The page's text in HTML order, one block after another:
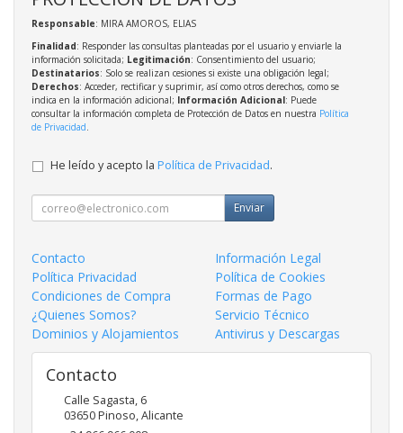
Responsable: MIRA AMOROS, ELIAS
Finalidad: Responder las consultas planteadas por el usuario y enviarle la
información solicitada; Legitimación: Consentimiento del usuario;
Destinatarios: Solo se realizan cesiones si existe una obligación legal;
Derechos: Acceder, rectificar y suprimir, así como otros derechos, como se
indica en la información adicional; Información Adicional: Puede
consultar la información completa de Protección de Datos en nuestra Política
de Privacidad.
He leído y acepto la Política de Privacidad.
Enviar
Contacto
Información Legal
Política Privacidad
Política de Cookies
Condiciones de Compra
Formas de Pago
¿Quienes Somos?
Servicio Técnico
Dominios y Alojamientos
Antivirus y Descargas
Contacto
Calle Sagasta, 6
03650Pinoso,Alicante